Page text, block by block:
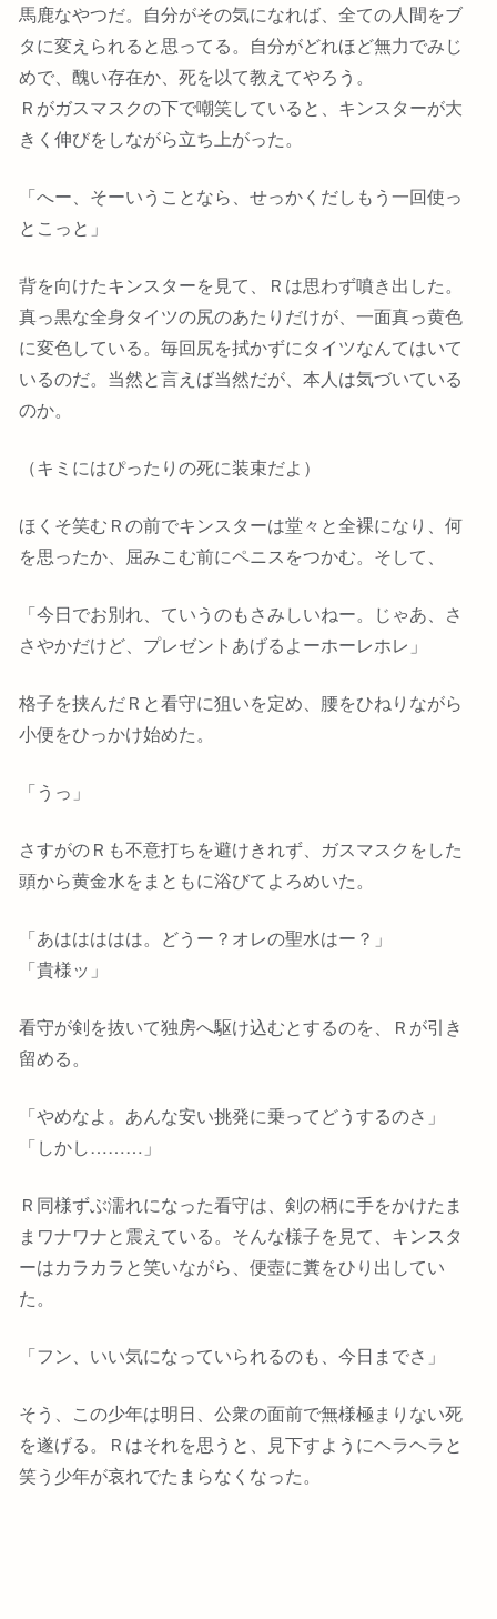
馬鹿なやつだ。自分がその気になれば、全ての人間をブ
タに変えられると思ってる。自分がどれほど無力でみじ
めで、醜い存在か、死を以て教えてやろう。
Ｒがガスマスクの下で嘲笑していると、キンスターが大
きく伸びをしながら立ち上がった。
「へー、そーいうことなら、せっかくだしもう一回使っ
とこっと」
背を向けたキンスターを見て、Ｒは思わず噴き出した。
真っ黒な全身タイツの尻のあたりだけが、一面真っ黄色
に変色している。毎回尻を拭かずにタイツなんてはいて
いるのだ。当然と言えば当然だが、本人は気づいている
のか。
（キミにはぴったりの死に装束だよ）
ほくそ笑むＲの前でキンスターは堂々と全裸になり、何
を思ったか、屈みこむ前にペニスをつかむ。そして、
「今日でお別れ、ていうのもさみしいねー。じゃあ、さ
さやかだけど、プレゼントあげるよーホーレホレ」
格子を挟んだＲと看守に狙いを定め、腰をひねりながら
小便をひっかけ始めた。
「うっ」
さすがのＲも不意打ちを避けきれず、ガスマスクをした
頭から黄金水をまともに浴びてよろめいた。
「あははははは。どうー？オレの聖水はー？」
「貴様ッ」
看守が剣を抜いて独房へ駆け込むとするのを、Ｒが引き
留める。
「やめなよ。あんな安い挑発に乗ってどうするのさ」
「しかし………」
Ｒ同様ずぶ濡れになった看守は、剣の柄に手をかけたま
まワナワナと震えている。そんな様子を見て、キンスタ
ーはカラカラと笑いながら、便壺に糞をひり出してい
た。
「フン、いい気になっていられるのも、今日までさ」
そう、この少年は明日、公衆の面前で無様極まりない死
を遂げる。Ｒはそれを思うと、見下すようにヘラヘラと
笑う少年が哀れでたまらなくなった。